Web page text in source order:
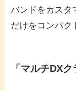
バンドをカスタ
だけをコンパク
「マルチDX